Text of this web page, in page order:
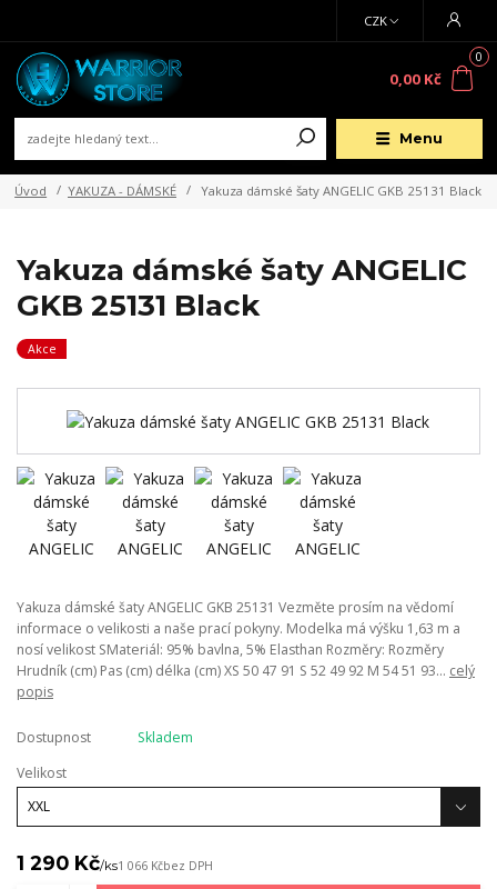
Menu
CZK
0
0,00 Kč
Úvod YAKUZA - DÁMSKÉ Yakuza dámské šaty ANGELIC GKB 25131 Black
Yakuza dámské šaty ANGELIC
GKB 25131 Black
Akce
Yakuza dámské šaty ANGELIC GKB 25131 Vezměte prosím na vědomí
informace o velikosti a naše prací pokyny. Modelka má výšku 1,63 m a
nosí velikost SMateriál: 95% bavlna, 5% Elasthan Rozměry: Rozměry
Hrudník (cm) Pas (cm) délka (cm) XS 50 47 91 S 52 49 92 M 54 51 93... celý
popis
Dostupnost
Skladem
Velikost
1 290 Kč/ks1 066 Kčbez DPH